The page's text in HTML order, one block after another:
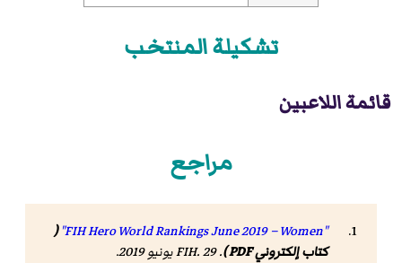
تشكيلة المنتخب
قائمة اللاعبين
مراجع
"FIH Hero World Rankings June 2019 – Women"
(
كتاب إلكتروني PDF )
.
FIH. 29 يونيو 2019 .